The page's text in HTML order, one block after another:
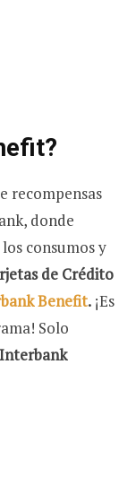
recompensas
donde
consumos y
de Crédito
Benefit. ¡Es
Solo
Interbank